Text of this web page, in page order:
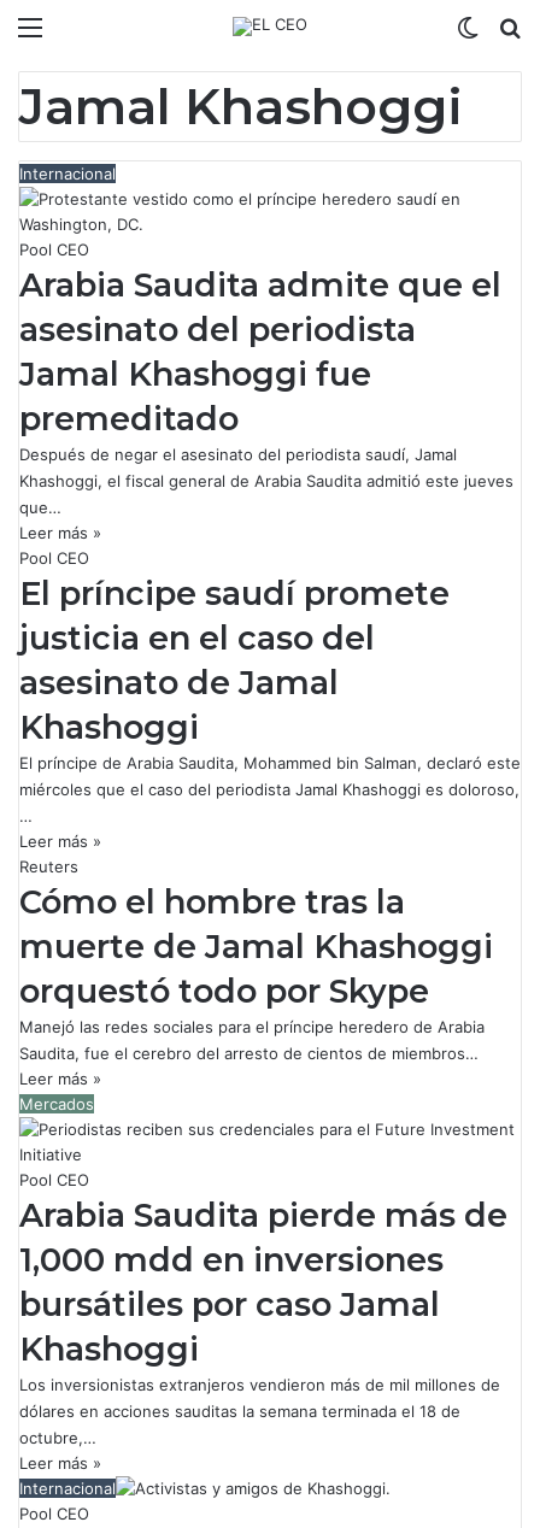
Jamal Khashoggi
Internacional
Pool CEO
Arabia Saudita admite que el
asesinato del periodista
Jamal Khashoggi fue
premeditado
Después de negar el asesinato del periodista saudí, Jamal
Khashoggi, el fiscal general de Arabia Saudita admitió este jueves
que…
Leer más »
Pool CEO
El príncipe saudí promete
justicia en el caso del
asesinato de Jamal
Khashoggi
El príncipe de Arabia Saudita, Mohammed bin Salman, declaró este
miércoles que el caso del periodista Jamal Khashoggi es doloroso,
…
Leer más »
Reuters
Cómo el hombre tras la
muerte de Jamal Khashoggi
orquestó todo por Skype
Manejó las redes sociales para el príncipe heredero de Arabia
Saudita, fue el cerebro del arresto de cientos de miembros…
Leer más »
Mercados
Pool CEO
Arabia Saudita pierde más de
1,000 mdd en inversiones
bursátiles por caso Jamal
Khashoggi
Los inversionistas extranjeros vendieron más de mil millones de
dólares en acciones sauditas la semana terminada el 18 de
octubre,…
Leer más »
Internacional
Pool CEO